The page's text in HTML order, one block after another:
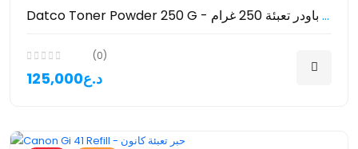
Datco Toner Powder 250 G - حبر باودر تعبئة 250 غرام
(0)
125,000د.ع